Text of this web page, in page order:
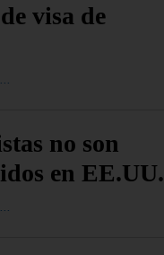
visa de
no son
en EE.UU.